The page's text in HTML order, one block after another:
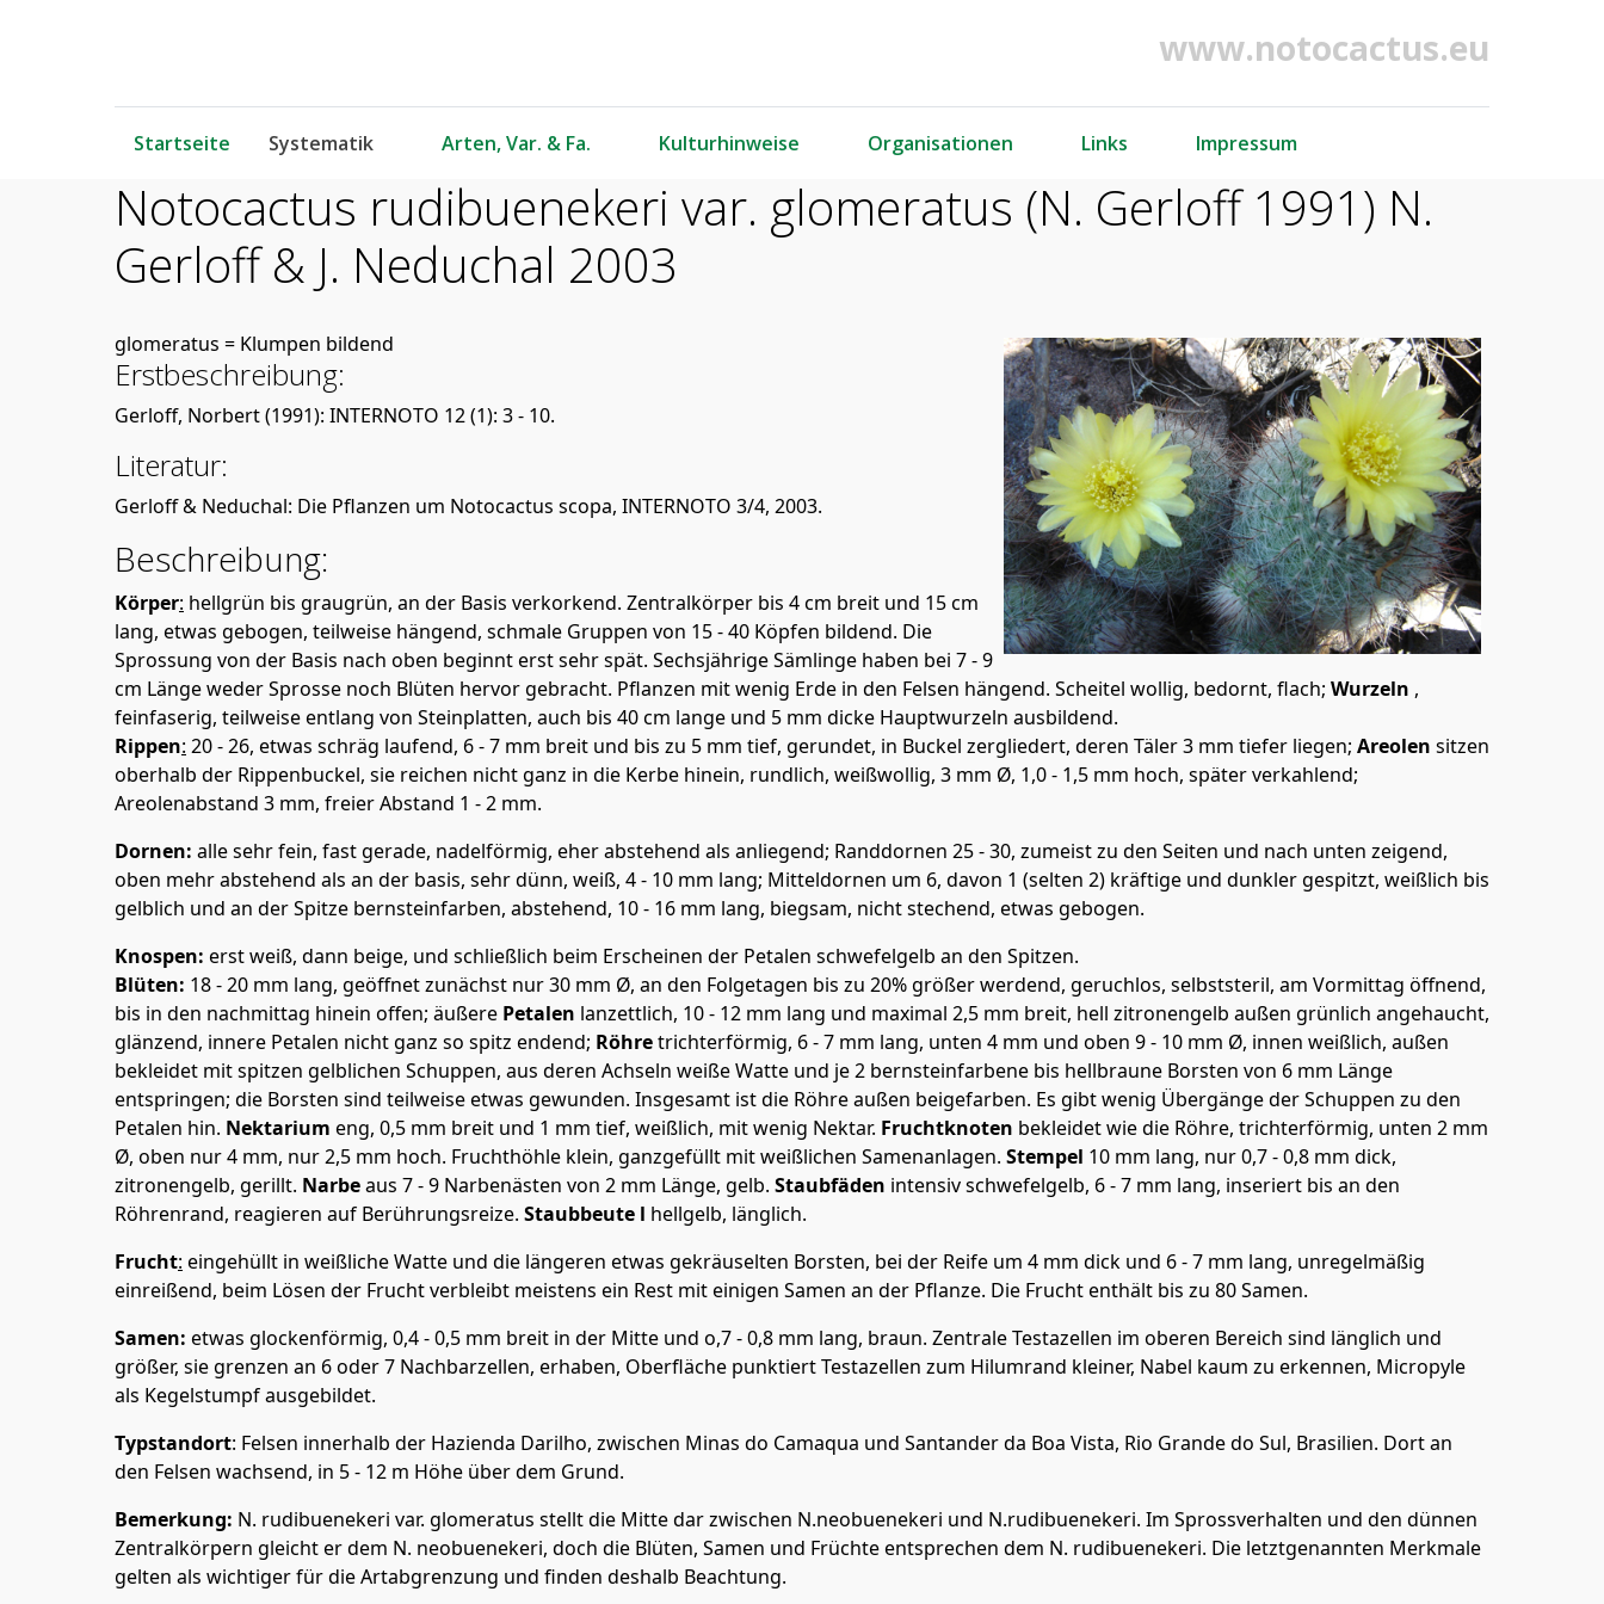
www.notocactus.eu
Startseite Systematik Arten, Var. & Fa. Kulturhinweise Organisationen Links Impressum
Notocactus rudibuenekeri var. glomeratus (N. Gerloff 1991) N.
Gerloff & J. Neduchal 2003
glomeratus = Klumpen bildend
Erstbeschreibung:
Gerloff, Norbert (1991): INTERNOTO 12 (1): 3 - 10.
Literatur:
Gerloff & Neduchal: Die Pflanzen um Notocactus scopa, INTERNOTO 3/4, 2003.
Beschreibung:
Körper: hellgrün bis graugrün, an der Basis verkorkend. Zentralkörper bis 4 cm breit und 15 cm
lang, etwas gebogen, teilweise hängend, schmale Gruppen von 15 - 40 Köpfen bildend. Die
Sprossung von der Basis nach oben beginnt erst sehr spät. Sechsjährige Sämlinge haben bei 7 - 9
cm Länge weder Sprosse noch Blüten hervor gebracht. Pflanzen mit wenig Erde in den Felsen hängend. Scheitel wollig, bedornt, flach; Wurzeln ,
feinfaserig, teilweise entlang von Steinplatten, auch bis 40 cm lange und 5 mm dicke Hauptwurzeln ausbildend.
Rippen: 20 - 26, etwas schräg laufend, 6 - 7 mm breit und bis zu 5 mm tief, gerundet, in Buckel zergliedert, deren Täler 3 mm tiefer liegen; Areolen sitzen
oberhalb der Rippenbuckel, sie reichen nicht ganz in die Kerbe hinein, rundlich, weißwollig, 3 mm Ø, 1,0 - 1,5 mm hoch, später verkahlend;
Areolenabstand 3 mm, freier Abstand 1 - 2 mm.
Dornen: alle sehr fein, fast gerade, nadelförmig, eher abstehend als anliegend; Randdornen 25 - 30, zumeist zu den Seiten und nach unten zeigend,
oben mehr abstehend als an der basis, sehr dünn, weiß, 4 - 10 mm lang; Mitteldornen um 6, davon 1 (selten 2) kräftige und dunkler gespitzt, weißlich bis
gelblich und an der Spitze bernsteinfarben, abstehend, 10 - 16 mm lang, biegsam, nicht stechend, etwas gebogen.
Knospen: erst weiß, dann beige, und schließlich beim Erscheinen der Petalen schwefelgelb an den Spitzen.
Blüten: 18 - 20 mm lang, geöffnet zunächst nur 30 mm Ø, an den Folgetagen bis zu 20% größer werdend, geruchlos, selbststeril, am Vormittag öffnend,
bis in den nachmittag hinein offen; äußere Petalen lanzettlich, 10 - 12 mm lang und maximal 2,5 mm breit, hell zitronengelb außen grünlich angehaucht,
glänzend, innere Petalen nicht ganz so spitz endend; Röhretrichterförmig, 6 - 7 mm lang, unten 4 mm und oben 9 - 10 mm Ø, innen weißlich, außen
bekleidet mit spitzen gelblichen Schuppen, aus deren Achseln weiße Watte und je 2 bernsteinfarbene bis hellbraune Borsten von 6 mm Länge
entspringen; die Borsten sind teilweise etwas gewunden. Insgesamt ist die Röhre außen beigefarben. Es gibt wenig Übergänge der Schuppen zu den
Petalen hin. Nektarium eng, 0,5 mm breit und 1 mm tief, weißlich, mit wenig Nektar. Fruchtknoten bekleidet wie die Röhre, trichterförmig, unten 2 mm
Ø, oben nur 4 mm, nur 2,5 mm hoch. Fruchthöhle klein, ganzgefüllt mit weißlichen Samenanlagen. Stempel 10 mm lang, nur 0,7 - 0,8 mm dick,
zitronengelb, gerillt. Narbeaus 7 - 9 Narbenästen von 2 mm Länge, gelb. Staubfäden intensiv schwefelgelb, 6 - 7 mm lang, inseriert bis an den
Röhrenrand, reagieren auf Berührungsreize. Staubbeute l hellgelb, länglich.
Frucht: eingehüllt in weißliche Watte und die längeren etwas gekräuselten Borsten, bei der Reife um 4 mm dick und 6 - 7 mm lang, unregelmäßig
einreißend, beim Lösen der Frucht verbleibt meistens ein Rest mit einigen Samen an der Pflanze. Die Frucht enthält bis zu 80 Samen.
Samen: etwas glockenförmig, 0,4 - 0,5 mm breit in der Mitte und o,7 - 0,8 mm lang, braun. Zentrale Testazellen im oberen Bereich sind länglich und
größer, sie grenzen an 6 oder 7 Nachbarzellen, erhaben, Oberfläche punktiert Testazellen zum Hilumrand kleiner, Nabel kaum zu erkennen, Micropyle
als Kegelstumpf ausgebildet.
Typstandort: Felsen innerhalb der Hazienda Darilho, zwischen Minas do Camaqua und Santander da Boa Vista, Rio Grande do Sul, Brasilien. Dort an
den Felsen wachsend, in 5 - 12 m Höhe über dem Grund.
Bemerkung: N. rudibuenekeri var. glomeratus stellt die Mitte dar zwischen N.neobuenekeri und N.rudibuenekeri. Im Sprossverhalten und den dünnen
Zentralkörpern gleicht er dem N. neobuenekeri, doch die Blüten, Samen und Früchte entsprechen dem N. rudibuenekeri. Die letztgenannten Merkmale
gelten als wichtiger für die Artabgrenzung und finden deshalb Beachtung.